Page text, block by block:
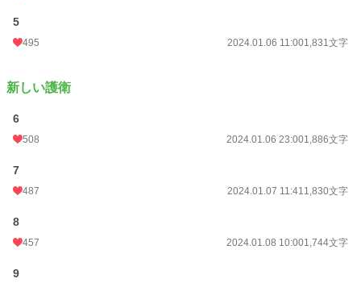
文字数
更新日時
初回公開日時
週間ポイント
年間ポイント
累計ポイント
5
495 2024.01.06 11:001,831文字
新しい護衛
6
508 2024.01.06 23:001,886文字
7
487 2024.01.07 11:411,830文字
8
457 2024.01.08 10:001,744文字
9